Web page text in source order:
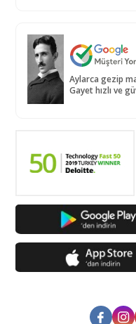
Aylarca gezip
Gayet hızlı ve